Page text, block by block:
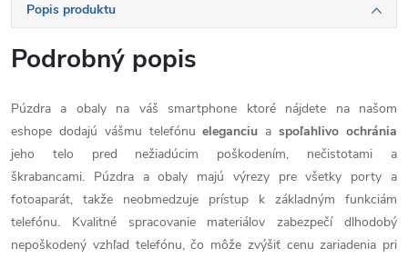
Popis produktu
Podrobný popis
Púzdra a obaly na váš smartphone ktoré nájdete na našom
eshope dodajú vášmu telefónueleganciu aspoľahlivo ochránia
jeho telo pred nežiadúcim poškodením, nečistotami a
škrabancami. Púzdra a obaly majú výrezy pre všetky porty a
fotoaparát, takže neobmedzuje prístup k základným funkciám
telefónu. Kvalitné spracovanie materiálov zabezpečí dlhodobý
nepoškodený vzhľad telefónu, čo môže zvýšiť cenu zariadenia pri